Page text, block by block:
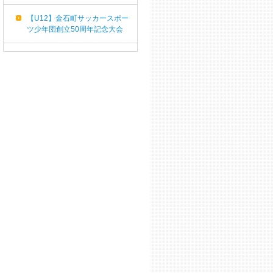
【U12】金石町サッカースポー
ツ少年団創立50周年記念大会